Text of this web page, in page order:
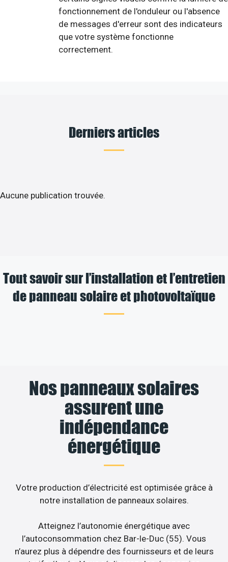
fonctionnement de l'onduleur ou l'absence
de messages d'erreur sont des indicateurs
que votre système fonctionne
correctement.
Derniers articles
Aucune publication trouvée.
Tout savoir sur l’installation et l’entretien
de panneau solaire et photovoltaïque
Nos panneaux solaires
assurent une
indépendance
énergétique
Votre production d’électricité est optimisée grâce à
notre installation de panneaux solaires.
Atteignez l’autonomie énergétique avec
l’autoconsommation chez Bar-le-Duc (55). Vous
n’aurez plus à dépendre des fournisseurs et de leurs